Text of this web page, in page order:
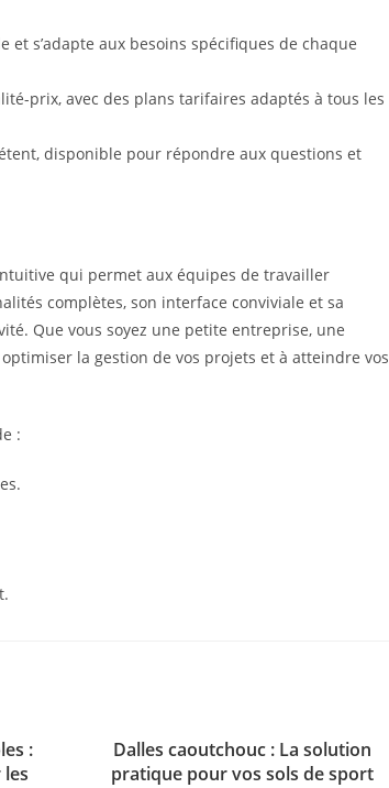
s’adapte aux besoins spécifiques de chaque
prix, avec des plans tarifaires adaptés à tous les
disponible pour répondre aux questions et
qui permet aux équipes de travailler
complètes, son interface conviviale et sa
Que vous soyez une petite entreprise, une
la gestion de vos projets et à atteindre vos
:
:
Dalles caoutchouc : La solution
pratique pour vos sols de sport